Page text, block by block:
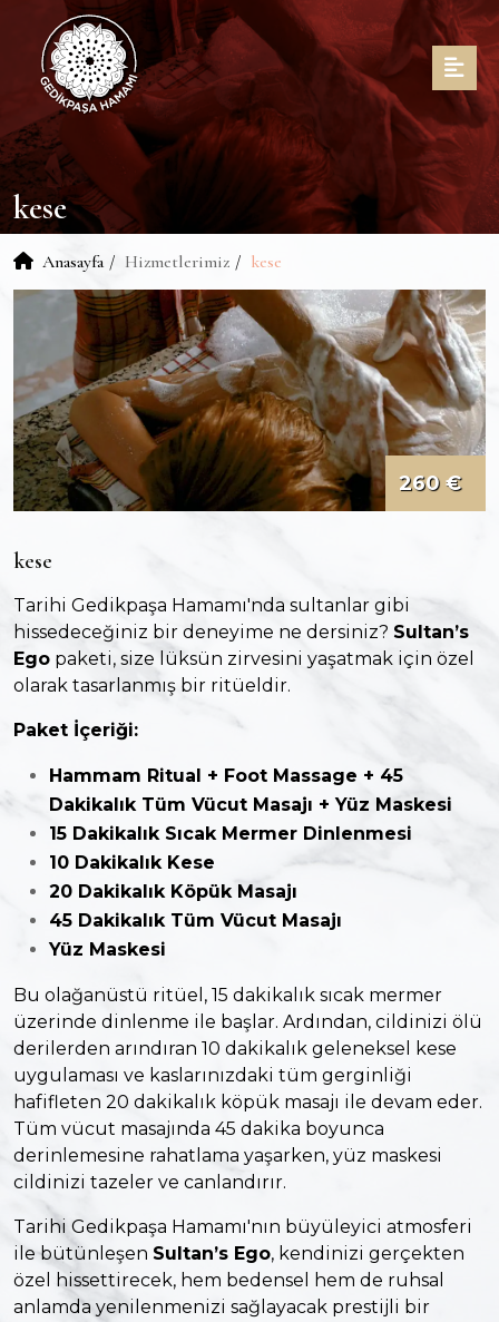
kese
Anasayfa Hizmetlerimiz kese
260 €
kese
Tarihi Gedikpaşa Hamamı'nda sultanlar gibi
hissedeceğiniz bir deneyime ne dersiniz? Sultan’s
Ego paketi, size lüksün zirvesini yaşatmak için özel
olarak tasarlanmış bir ritüeldir.
Paket İçeriği:
Hammam Ritual + Foot Massage + 45
Dakikalık Tüm Vücut Masajı + Yüz Maskesi
15 Dakikalık Sıcak Mermer Dinlenmesi
10 Dakikalık Kese
20 Dakikalık Köpük Masajı
45 Dakikalık Tüm Vücut Masajı
Yüz Maskesi
Bu olağanüstü ritüel, 15 dakikalık sıcak mermer
üzerinde dinlenme ile başlar. Ardından, cildinizi ölü
derilerden arındıran 10 dakikalık geleneksel kese
uygulaması ve kaslarınızdaki tüm gerginliği
hafifleten 20 dakikalık köpük masajı ile devam eder.
Tüm vücut masajında 45 dakika boyunca
derinlemesine rahatlama yaşarken, yüz maskesi
cildinizi tazeler ve canlandırır.
Tarihi Gedikpaşa Hamamı'nın büyüleyici atmosferi
ile bütünleşen Sultan’s Ego, kendinizi gerçekten
özel hissettirecek, hem bedensel hem de ruhsal
anlamda yenilenmenizi sağlayacak prestijli bir